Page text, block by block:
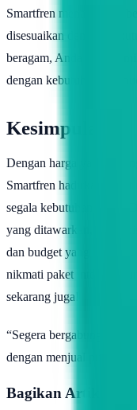
Smartfren menawarkan
disesuaikan dengan
beragam, Anda bisa
dengan kebutuhan dan
Kesimpulan
Dengan harga yang
Smartfren hadirkan
segala kebutuhan Anda.
yang ditawarkan, Anda
dan budget yang dimiliki.
nikmati paket internet
sekarang juga!
“Segera bergabung
dengan menjual pulsa
Bagikan Artikel